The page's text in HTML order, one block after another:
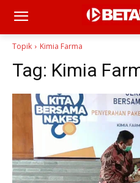
Topik Kimia Farma
Tag: Kimia